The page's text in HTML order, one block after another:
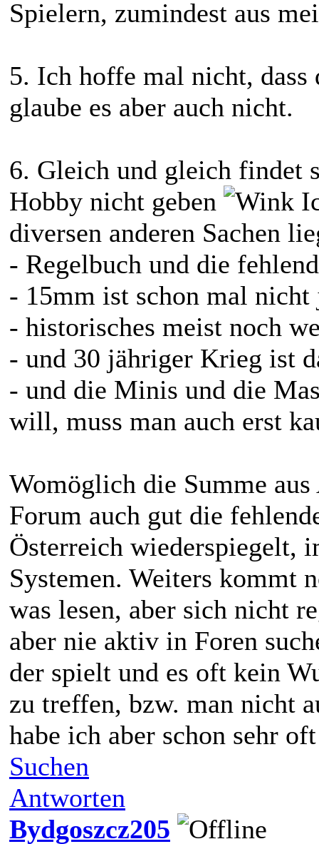
Spielern, zumindest aus
5. Ich hoffe mal nicht,
glaube es aber auch nicht.
6. Gleich und gleich findet
Hobby nicht geben
diversen anderen Sachen
- Regelbuch und die
- 15mm ist schon mal nicht
- historisches meist noch
- und 30 jähriger Krieg ist
- und die Minis und die
will, muss man auch erst
Womöglich die Summe
Forum auch gut die
Österreich wiederspiegelt,
Systemen. Weiters kommt
was lesen, aber sich nicht
aber nie aktiv in Foren
der spielt und es oft kein
zu treffen, bzw. man nicht
habe ich aber schon sehr
Suchen
Antworten
Bydgoszcz205